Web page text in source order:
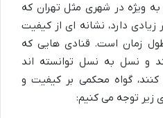
به ویژه در شهری مثل تهران که
دارد، نشانه ای از کیفیت
زمان است. قنادی هایی که
و نسل به نسل توانسته اند
گواه محکمی بر کیفیت و
زیر توجه می کنیم: